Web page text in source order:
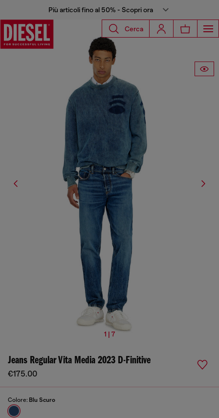
Più articoli fino al 50% - Scopri ora
Cerca
1 | 7
Jeans Regular Vita Media 2023 D-Finitive
€175.00
Colore: Blu Scuro